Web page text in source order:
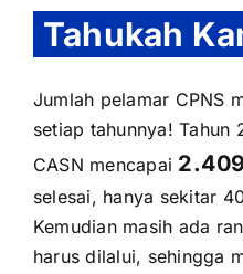
Tahukah
Jumlah pelamar CPNS
setiap tahunnya! Tahun
CASN mencapai
selesai, hanya sekitar
Kemudian masih ada
harus dilalui, sehingga